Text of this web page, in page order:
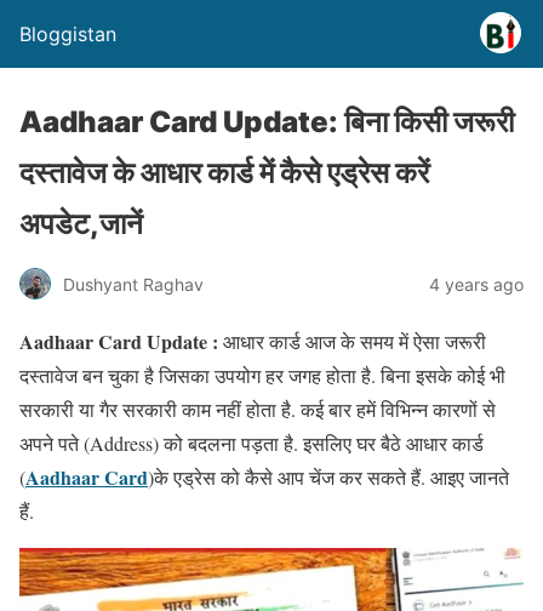
Bloggistan
Aadhaar Card Update: बिना किसी जरूरी
दस्तावेज के आधार कार्ड में कैसे एड्रेस करें
अपडेट,जानें
Dushyant Raghav 4 years ago
Aadhaar Card Update : आधार कार्ड आज के समय में ऐसा जरूरी
दस्तावेज बन चुका है जिसका उपयोग हर जगह होता है. बिना इसके कोई भी
सरकारी या गैर सरकारी काम नहीं होता है. कई बार हमें विभिन्न कारणों से
अपने पते (Address) को बदलना पड़ता है. इसलिए घर बैठे आधार कार्ड
(Aadhaar Card)के एड्रेस को कैसे आप चेंज कर सकते हैं. आइए जानते
हैं.